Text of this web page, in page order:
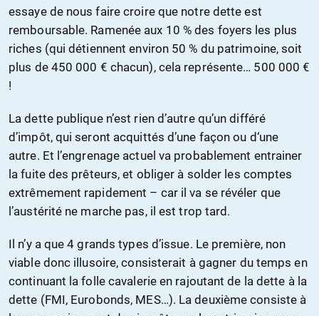
essaye de nous faire croire que notre dette est
remboursable. Ramenée aux 10 % des foyers les plus
riches (qui détiennent environ 50 % du patrimoine, soit
plus de 450 000 € chacun), cela représente… 500 000 €
!
La dette publique n’est rien d’autre qu’un différé
d’impôt, qui seront acquittés d’une façon ou d‘une
autre. Et l’engrenage actuel va probablement entrainer
la fuite des prêteurs, et obliger à solder les comptes
extrêmement rapidement – car il va se révéler que
l’austérité ne marche pas, il est trop tard.
Il n’y a que 4 grands types d’issue. Le première, non
viable donc illusoire, consisterait à gagner du temps en
continuant la folle cavalerie en rajoutant de la dette à la
dette (FMI, Eurobonds, MES…). La deuxième consiste à